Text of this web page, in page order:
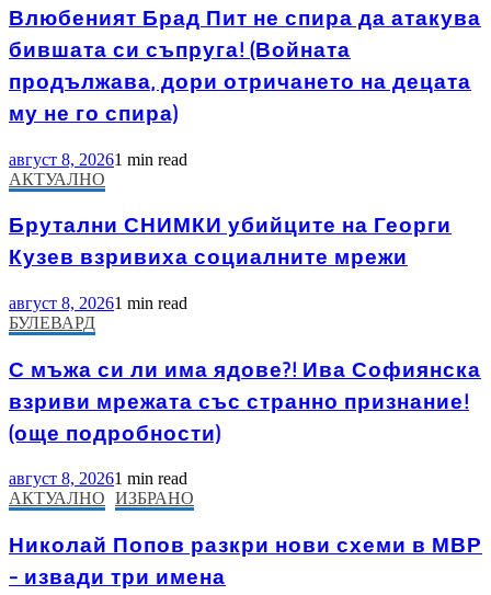
Влюбеният Брад Пит не спира да атакува
бившата си съпруга! (Войната
продължава, дори отричането на децата
му не го спира)
август 8, 20261 min read
АКТУАЛНО
Брутални СНИМКИ убийците на Георги
Кузев взривиха социалните мрежи
август 8, 20261 min read
БУЛЕВАРД
С мъжа си ли има ядове?! Ива Софиянска
взриви мрежата със странно признание!
(още подробности)
август 8, 20261 min read
АКТУАЛНО ИЗБРАНО
Николай Попов разкри нови схеми в МВР
– извади три имена